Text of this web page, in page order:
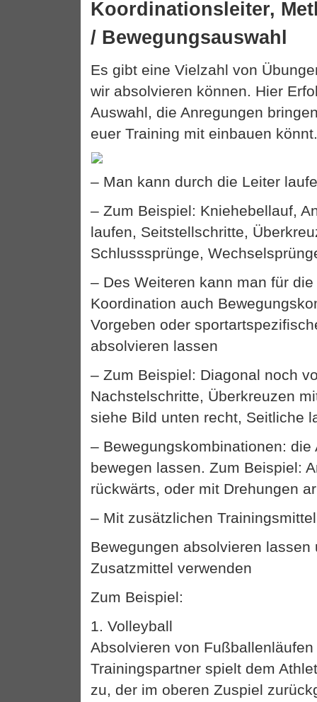
Koordinationsleiter,
/ Bewegungsauswahl
Es gibt eine Vielzahl von
wir absolvieren können. Hier
Auswahl, die Anregungen
euer Training mit einbauen
– Man kann durch die Leiter
– Zum Beispiel: Kniehebellauf,
laufen, Seitstellschritte,
Schlusssprünge,
– Des Weiteren kann man für
Koordination auch
Vorgeben oder
absolvieren lassen
– Zum Beispiel: Diagonal noch
Nachstelschritte, Überkreuzen
siehe Bild unten recht, Seitliche
– Bewegungskombinationen: die
bewegen lassen. Zum Beispiel:
rückwärts, oder mit Drehungen
– Mit zusätzlichen
Bewegungen absolvieren lassen
Zusatzmittel verwenden
Zum Beispiel:
1. Volleyball
Absolvieren von
Trainingspartner spielt dem
zu, der im oberen Zuspiel